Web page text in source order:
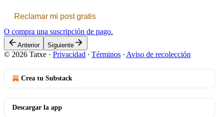
Reclamar mi post gratis
O compra una suscripción de pago.
Anterior Siguiente
© 2026 Tatxe · Privacidad ∙ Términos ∙ Aviso de recolección
Crea tu Substack
Descargar la app